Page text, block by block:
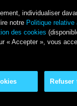
individualiser
notre Politique
des cookies
Accepter », vous